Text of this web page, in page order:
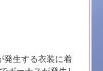
発生する衣装に着